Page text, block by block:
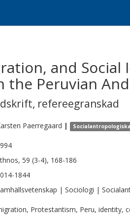
and Social
the Peruvian
, refereegranskad
Paerregaard |
59 (3-4), 168-186
1844
| Sociologi |
Protestantism, Peru, identity,